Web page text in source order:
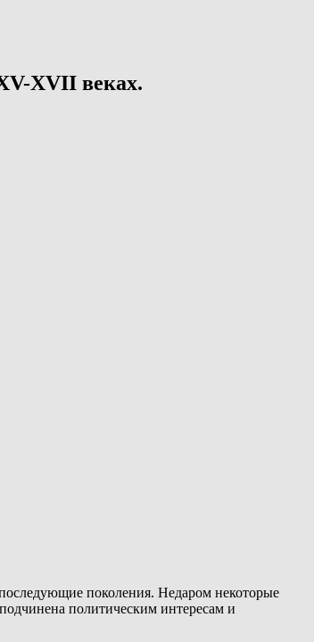
XVII веках.
поколения. Недаром некоторые
политическим интересам и